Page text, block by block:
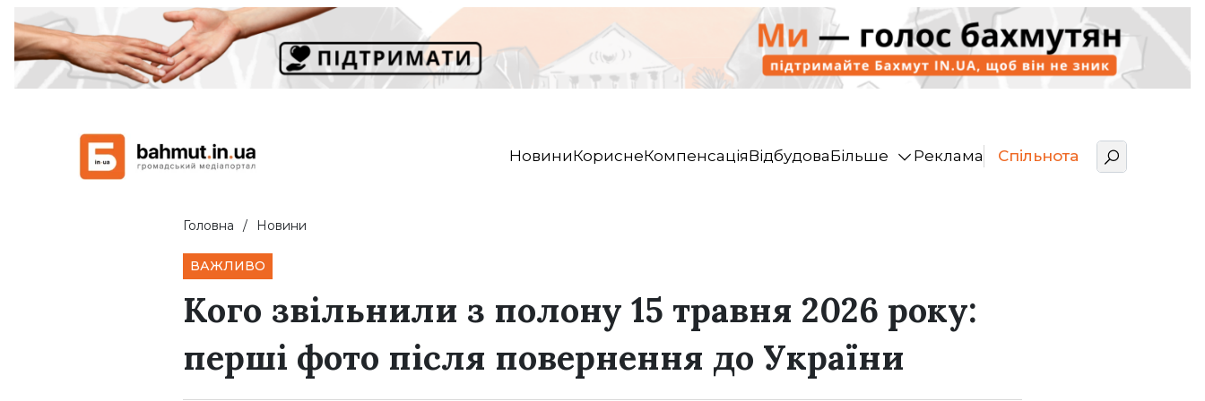
НовиниКориснеКомпенсаціяВідбудоваБільше Реклама Спільнота
Головна Новини
ВАЖЛИВО
Кого звільнили з полону 15 травня 2026 року:
перші фото після повернення до України